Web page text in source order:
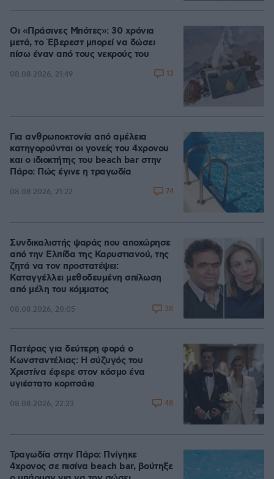
Οι «Πράσινες Μπότες»: 30 χρόνια
μετά, το Έβερεστ μπορεί να δώσει
πίσω έναν από τους νεκρούς του
08.08.2026, 21:49 13
Για ανθρωποκτονία από αμέλεια
κατηγορούνται οι γονείς του 4χρονου
και ο ιδιοκτήτης του beach bar στην
Πάρο: Πώς έγινε η τραγωδία
08.08.2026, 21:22 74
Συνδικαλιστής ψαράς που αποχώρησε
από την Ελπίδα της Καρυστιανού, της
ζητά να τον προστατέψει:
Καταγγέλλει μεθοδευμένη σπίλωση
από μέλη του κόμματος
08.08.2026, 20:05 38
Πατέρας για δεύτερη φορά ο
Κωνσταντέλιας: Η σύζυγός του
Χριστίνα έφερε στον κόσμο ένα
υγιέστατο κοριτσάκι
08.08.2026, 22:23 48
Τραγωδία στην Πάρο: Πνίγηκε
4χρονος σε πισίνα beach bar, βούτηξε